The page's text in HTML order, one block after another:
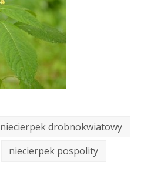
niecierpek drobnokwiatowy
niecierpek pospolity